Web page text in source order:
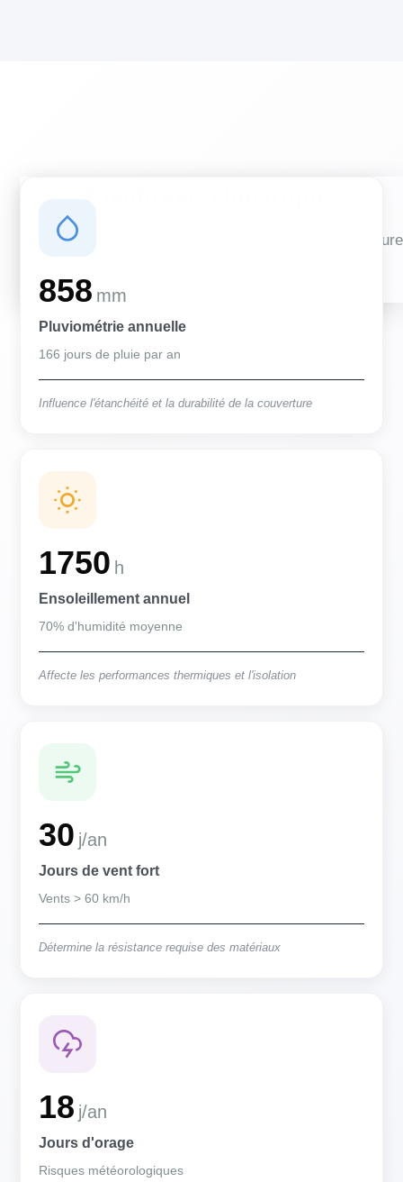
Des conditions qui influencent vos travaux de couverture
858 mm
Pluviométrie annuelle
166 jours de pluie par an
Influence l'étanchéité et la durabilité de la couverture
1750 h
Ensoleillement annuel
70% d'humidité moyenne
Affecte les performances thermiques et l'isolation
30 j/an
Jours de vent fort
Vents > 60 km/h
Détermine la résistance requise des matériaux
18 j/an
Jours d'orage
Risques météorologiques